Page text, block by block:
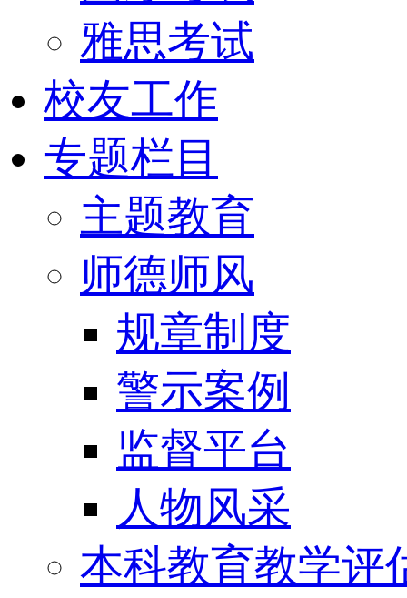
雅思考试
校友工作
专题栏目
主题教育
师德师风
规章制度
警示案例
监督平台
人物风采
本科教育教学评